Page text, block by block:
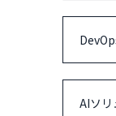
AIソリ